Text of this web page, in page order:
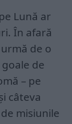
Lună ar
În afară
de o
de
– pe
câteva
misiunile